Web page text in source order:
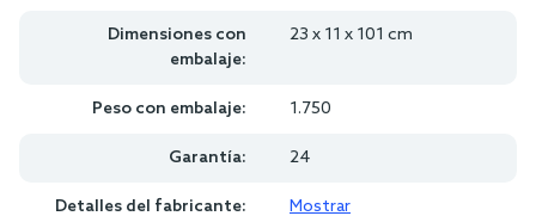
Dimensiones con
embalaje:
23 x 11 x 101 cm
Peso con embalaje: 1.750
Garantía: 24
Detalles del fabricante: Mostrar